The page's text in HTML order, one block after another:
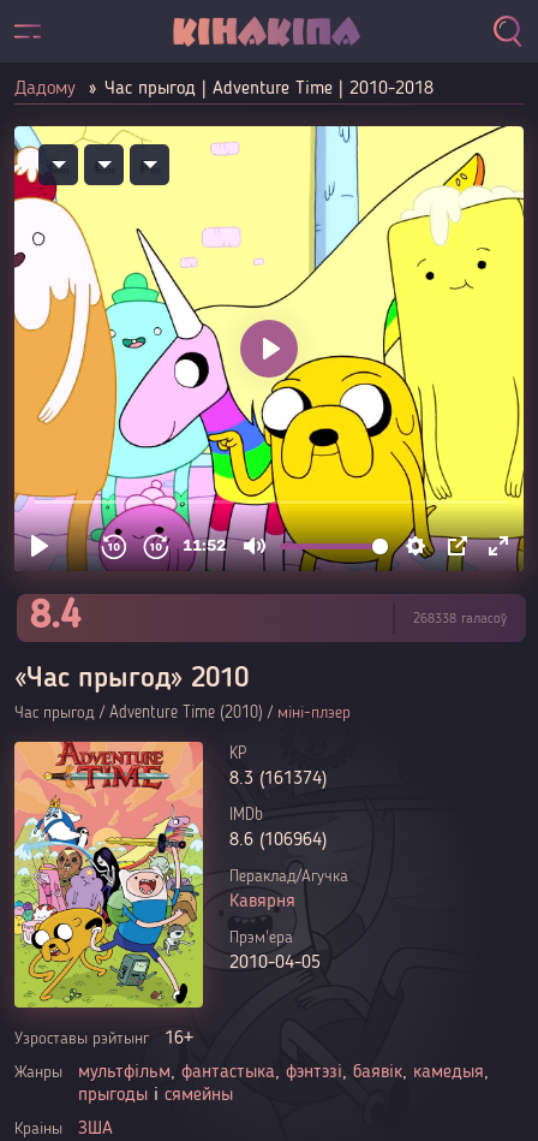
Дадому Час прыгод | Adventure Time | 2010-2018
«Час прыгод» 2010
Час прыгод / Adventure Time (2010) / міні-плэер
8.4 268338 галасоў
KP
8.3 (161374)
IMDb
8.6 (106964)
Пераклад/Агучка
Кавярня
Прэм'ера
2010-04-05
Узроставы рэйтынг 16+
Жанры мультфільм, фантастыка, фэнтэзі, баявік, камедыя,
прыгоды і сямейны
Краіны ЗША